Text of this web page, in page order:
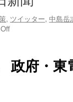
ネ
ッ
ト・
ー
ビ
, ツイッター, 中島岳
on
新
聞 府・東